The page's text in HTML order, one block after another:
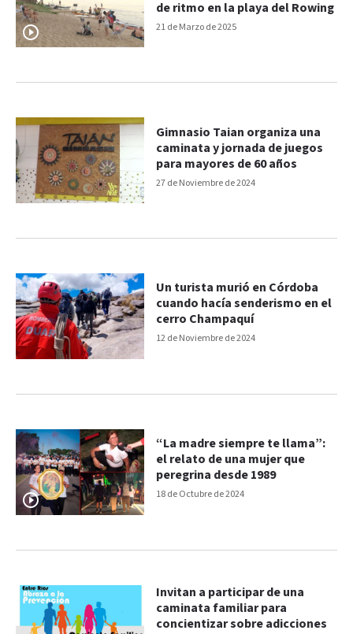
21 de Marzo de 2025
de ritmo en la playa del Rowing
27 de Noviembre de 2024
Gimnasio Taian organiza una
caminata y jornada de juegos
para mayores de 60 años
12 de Noviembre de 2024
Un turista murió en Córdoba
cuando hacía senderismo en el
cerro Champaquí
18 de Octubre de 2024
“La madre siempre te llama”:
el relato de una mujer que
peregrina desde 1989
Invitan a participar de una
caminata familiar para
concientizar sobre adicciones